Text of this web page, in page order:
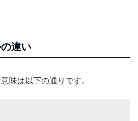
違い
味は以下の通りです。